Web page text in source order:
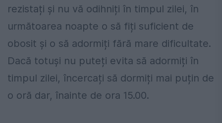
rezistați și nu vă odihniți în timpul zilei, în
următoarea noapte o să fiți suficient de
obosit și o să adormiți fără mare dificultate.
Dacă totuși nu puteți evita să adormiți în
timpul zilei, încercați să dormiți mai puțin de
o oră dar, înainte de ora 15.00.